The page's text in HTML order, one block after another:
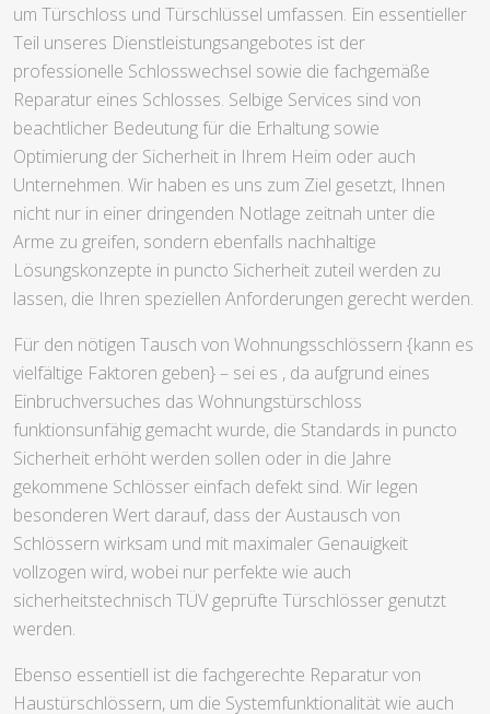
um Türschloss und Türschlüssel umfassen. Ein essentieller
Teil unseres Dienstleistungsangebotes ist der
professionelle Schlosswechsel sowie die fachgemäße
Reparatur eines Schlosses. Selbige Services sind von
beachtlicher Bedeutung für die Erhaltung sowie
Optimierung der Sicherheit in Ihrem Heim oder auch
Unternehmen. Wir haben es uns zum Ziel gesetzt, Ihnen
nicht nur in einer dringenden Notlage zeitnah unter die
Arme zu greifen, sondern ebenfalls nachhaltige
Lösungskonzepte in puncto Sicherheit zuteil werden zu
lassen, die Ihren speziellen Anforderungen gerecht werden.
Für den nötigen Tausch von Wohnungsschlössern {kann es
vielfältige Faktoren geben} – sei es , da aufgrund eines
Einbruchversuches das Wohnungstürschloss
funktionsunfähig gemacht wurde, die Standards in puncto
Sicherheit erhöht werden sollen oder in die Jahre
gekommene Schlösser einfach defekt sind. Wir legen
besonderen Wert darauf, dass der Austausch von
Schlössern wirksam und mit maximaler Genauigkeit
vollzogen wird, wobei nur perfekte wie auch
sicherheitstechnisch TÜV geprüfte Türschlösser genutzt
werden.
Ebenso essentiell ist die fachgerechte Reparatur von
Haustürschlössern, um die Systemfunktionalität wie auch